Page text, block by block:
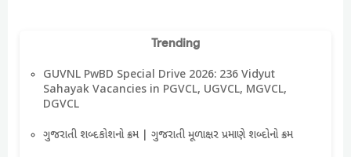
Trending
GUVNL PwBD Special Drive 2026: 236 Vidyut
Sahayak Vacancies in PGVCL, UGVCL, MGVCL,
DGVCL
ગુજરાતી શબ્દકોશનો ક્રમ | ગુજરાતી મૂળાક્ષર પ્રમાણે શબ્દોનો ક્રમ